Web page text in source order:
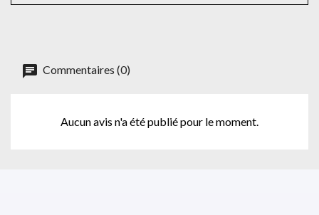
Commentaires (0)
Aucun avis n'a été publié pour le moment.